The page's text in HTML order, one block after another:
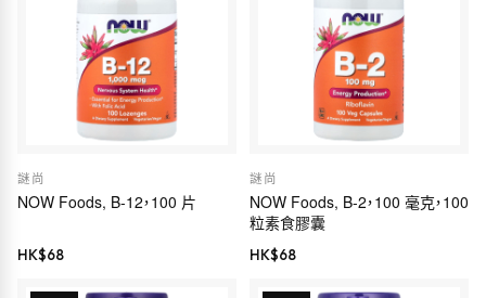
謎尚
NOW Foods, B-12，100 片
HK$68
謎尚
NOW Foods, B-2，100 毫克，100
粒素食膠囊
HK$68